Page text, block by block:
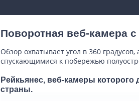
Поворотная веб-камера
Обзор охватывает угол в 360
спускающимися к побережью
Рейкьянес, веб-камеры
страны.